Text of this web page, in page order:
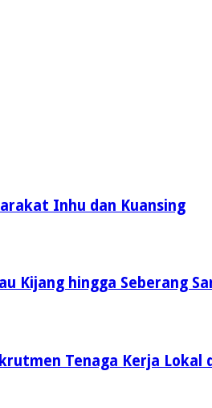
Inhu dan Kuansing
Kijang hingga Seberang
Tenaga Kerja Lokal